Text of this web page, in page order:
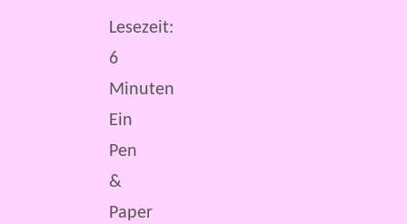
Lesezeit:
6
Minuten
Ein
Pen
&
Paper